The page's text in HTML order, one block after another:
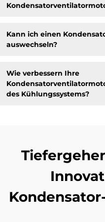
Kann ich einen
auswechseln?
Wie verbessern Ihre
des Kühlungssystems?